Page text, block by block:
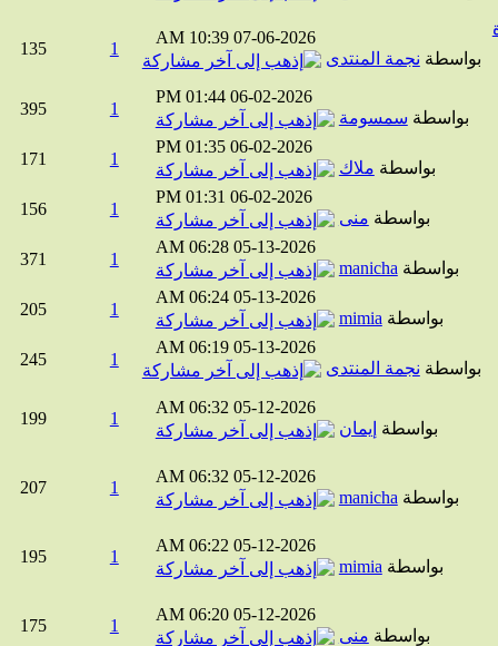
07-06-2026
10:39 AM
نجمة المنتدى
135
06-02-2026
01:44 PM
بواسطةسمسومة
395
06-02-2026
01:35 PM
بواسطةملاك
171
06-02-2026
01:31 PM
بواسطةمنى
156
05-13-2026
06:28 AM
بواسطةmanicha
371
05-13-2026
06:24 AM
بواسطةmimia
205
05-13-2026
06:19 AM
نجمة المنتدى 245
05-12-2026
06:32 AM
بواسطةإيمان
199
05-12-2026
06:32 AM
بواسطةmanicha
207
05-12-2026
06:22 AM
بواسطةmimia
195
05-12-2026
06:20 AM
بواسطةمنى
175